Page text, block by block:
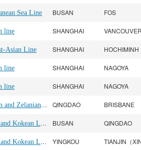
Sea Line BUSAN FOS
line SHANGHAI
Asian Line SHANGHAI HOCHIMINH
line SHANGHAI NAGOYA
line SHANGHAI NAGOYA
Austrilian and Zelanian Line QINGDAO BRISBANE
Japanese and Kokean Line BUSAN QINGDAO
Japanese and Kokean Line YINGKOU